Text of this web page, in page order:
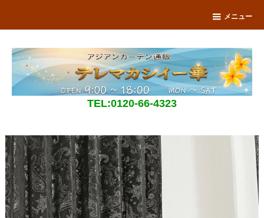
メニュー
TEL:0120-66-4323